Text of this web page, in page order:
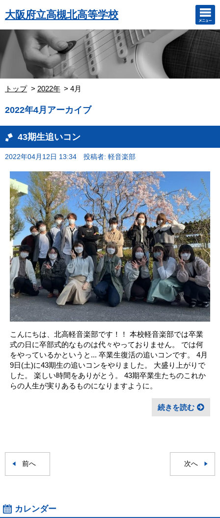
大阪府立高槻北高等学校
トップ 2022年 4月
2022年4月アーカイブ
43期生追いコン
2022年04月12日 13:34 投稿者: 軽音楽部
こんにちは、北高軽音楽部です！！ 本校軽音楽部では卒業
式の日に卒部式的なものは代々やっておりません。 では何
をやっているかというと... 卒業生復活の追いコンです。 4月
9日(土)に43期生の追いコンをやりました。 大盛り上がりで
した。 楽しい時間をありがとう。 43期卒業生たちのこれか
らの人生が実りあるものになりますように。
続きを読む
前へ 次へ
カレンダー